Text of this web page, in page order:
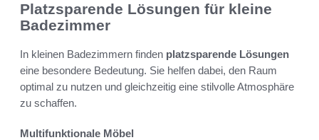
Platzsparende Lösungen für kleine
Badezimmer
In kleinen Badezimmern finden platzsparende Lösungen
eine besondere Bedeutung. Sie helfen dabei, den Raum
optimal zu nutzen und gleichzeitig eine stilvolle Atmosphäre
zu schaffen.
Multifunktionale Möbel